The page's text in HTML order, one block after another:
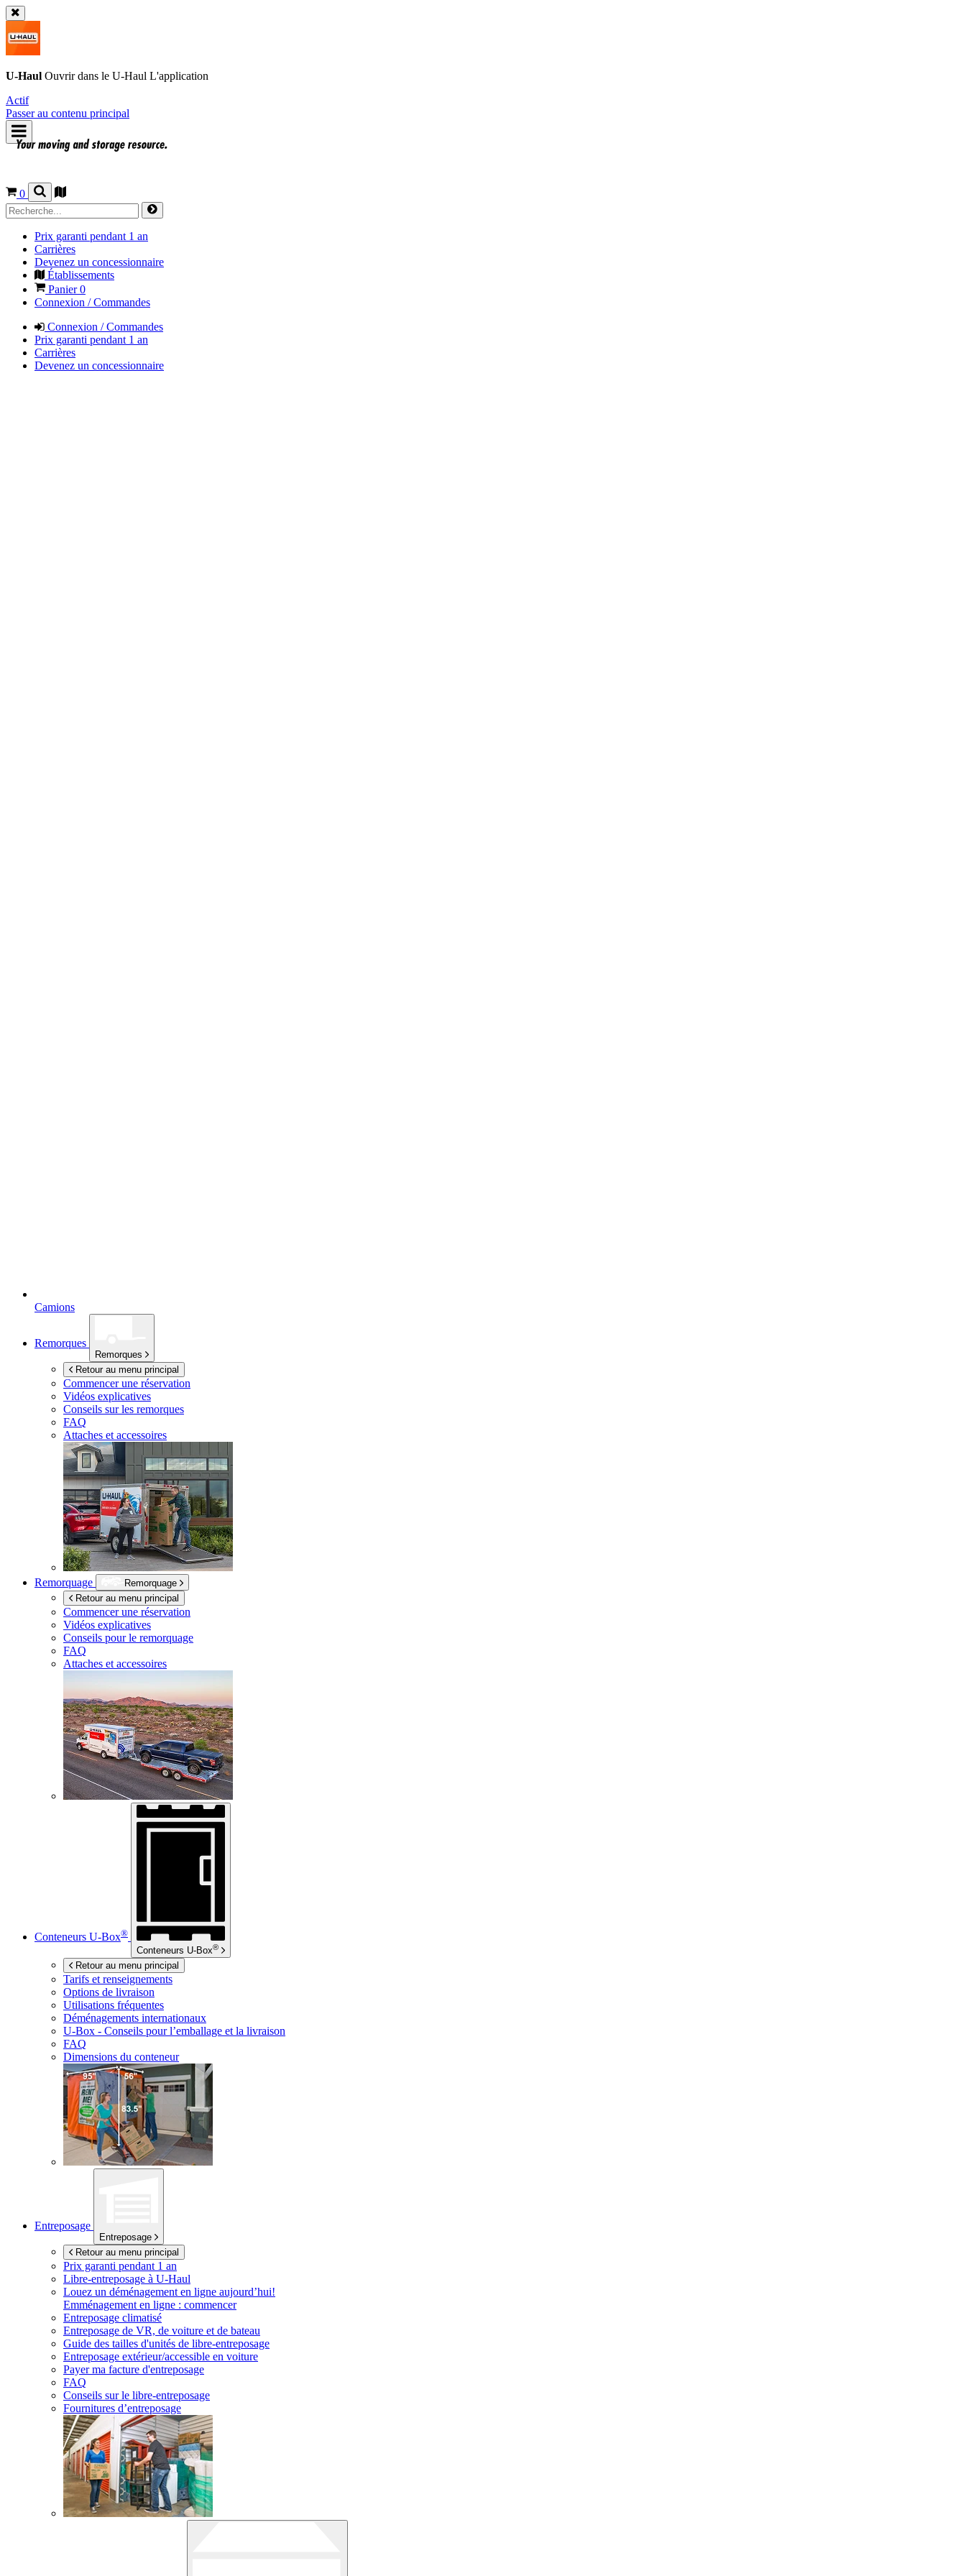
U-Haul Ouvrir dans le U-Haul L'application
Actif
Passer au contenu principal
0
Prix garanti pendant 1 an
Carrières
Devenez un concessionnaire
Établissements
Panier0
Connexion / Commandes
Connexion / Commandes
Prix garanti pendant 1 an
Carrières
Devenez un concessionnaire
Camions
Remorques
Remorques
Retour au menu principal
Commencer une réservation
Vidéos explicatives
Conseils sur les remorques
FAQ
Attaches et accessoires
Remorquage
Remorquage
Retour au menu principal
Commencer une réservation
Vidéos explicatives
Conseils pour le remorquage
FAQ
Attaches et accessoires
Conteneurs U-Box®
Conteneurs U-Box®
Retour au menu principal
Tarifs et renseignements
Options de livraison
Utilisations fréquentes
Déménagements internationaux
U-Box - Conseils pour l’emballage et la livraison
FAQ
Dimensions du conteneur
Entreposage
Entreposage
Retour au menu principal
Prix garanti pendant 1 an
Libre-entreposage à U-Haul
Louez un déménagement en ligne aujourd’hui!
Emménagement en ligne : commencer
Entreposage climatisé
Entreposage de VR, de voiture et de bateau
Guide des tailles d'unités de libre-entreposage
Entreposage extérieur/accessible en voiture
Payer ma facture d'entreposage
FAQ
Conseils sur le libre-entreposage
Fournitures d’entreposage